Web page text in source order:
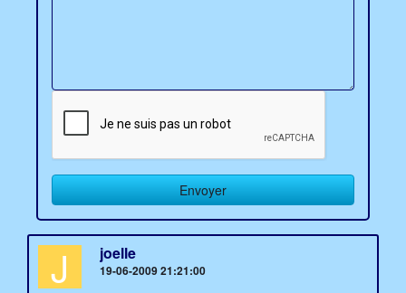
J joelle
19-06-2009 21:21:00